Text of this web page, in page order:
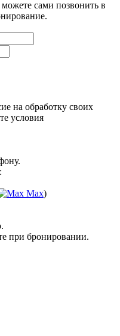
сами позвонить в
на обработку своих
условия
Max)
при бронировании.